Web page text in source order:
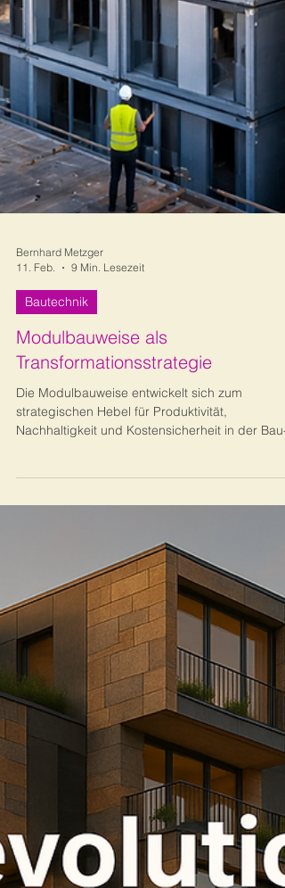
Bernhard Metzger
11. Feb.
9 Min. Lesezeit
Bautechnik
Modulbauweise als
Die Modulbauweise entwickelt sich zum
konstruktive Grundlagen, wirtschaftliche
Skaleneffekte sowie digitale und regulatorische
Erfolgsfaktoren. Entscheider erhalten eine
fundierte Orientierung für die industrielle
Transformation des Bauens.